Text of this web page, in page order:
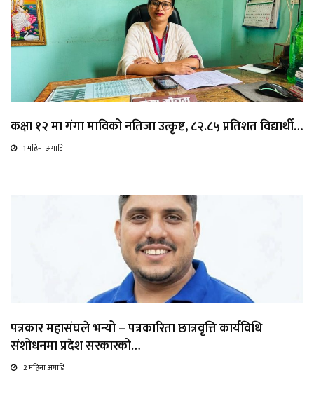
कक्षा १२ मा गंगा माविको नतिजा उत्कृष्ट, ८२.८५ प्रतिशत विद्यार्थी…
1 महिना अगाडि
पत्रकार महासंघले भन्यो – पत्रकारिता छात्रवृत्ति कार्यविधि
संशोधनमा प्रदेश सरकारको…
2 महिना अगाडि